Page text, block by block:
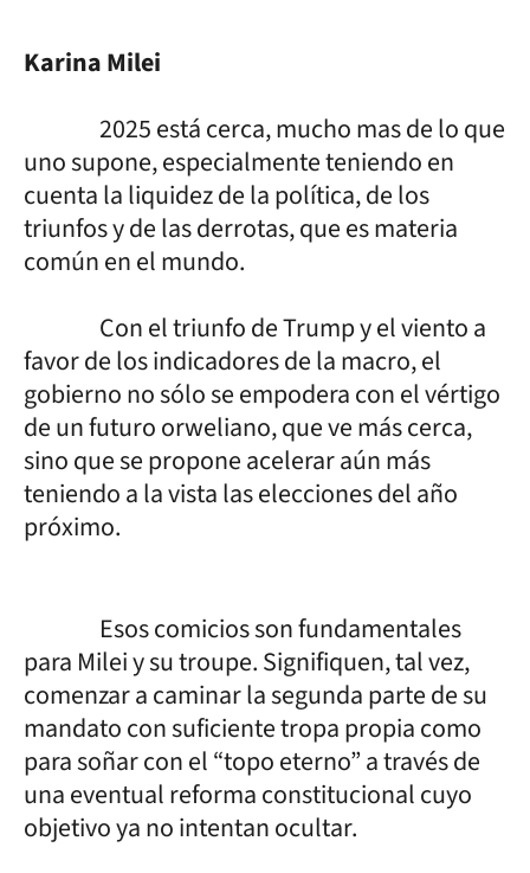
Karina Milei
2025 está cerca, mucho mas de lo que
uno supone, especialmente teniendo en
cuenta la liquidez de la política, de los
triunfos y de las derrotas, que es materia
común en el mundo.
Con el triunfo de Trump y el viento a
favor de los indicadores de la macro, el
gobierno no sólo se empodera con el vértigo
de un futuro orweliano, que ve más cerca,
sino que se propone acelerar aún más
teniendo a la vista las elecciones del año
próximo.
Esos comicios son fundamentales
para Milei y su troupe. Signifiquen, tal vez,
comenzar a caminar la segunda parte de su
mandato con suficiente tropa propia como
para soñar con el “topo eterno” a través de
una eventual reforma constitucional cuyo
objetivo ya no intentan ocultar.